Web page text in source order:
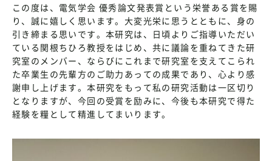
この度は、電気学会 優秀論文発表賞という栄誉ある賞を賜
り、誠に嬉しく思います。大変光栄に思うとともに、身の
引き締まる思いです。本研究は、日頃よりご指導いただい
ている関根ちひろ教授をはじめ、共に議論を重ねてきた研
究室のメンバー、ならびにこれまで研究室を支えてこられ
た卒業生の先輩方のご助力あっての成果であり、心より感
謝申し上げます。本研究をもって私の研究活動は一区切り
となりますが、今回の受賞を励みに、今後も本研究で得た
経験を糧として精進してまいります。